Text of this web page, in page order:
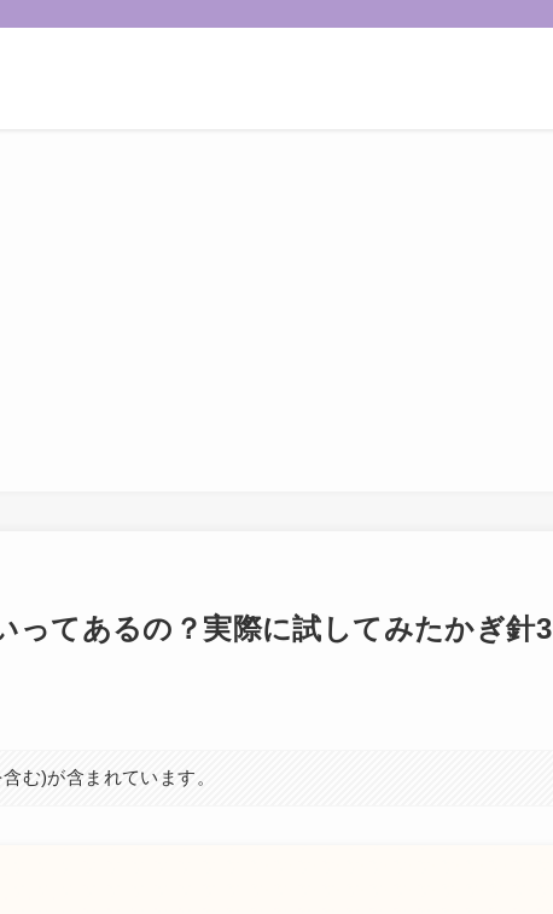
ってあるの？実際に試してみたかぎ針3
む)が含まれています。